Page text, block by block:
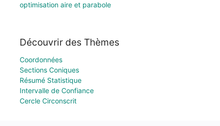
optimisation aire et parabole
Découvrir des Thèmes
Coordonnées
Sections Coniques
Résumé Statistique
Intervalle de Confiance
Cercle Circonscrit